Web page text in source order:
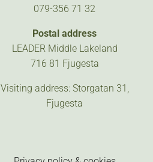
079-356 71 32
Postal address
LEADER Middle Lakeland
716 81 Fjugesta
Visiting address: Storgatan 31,
Fjugesta